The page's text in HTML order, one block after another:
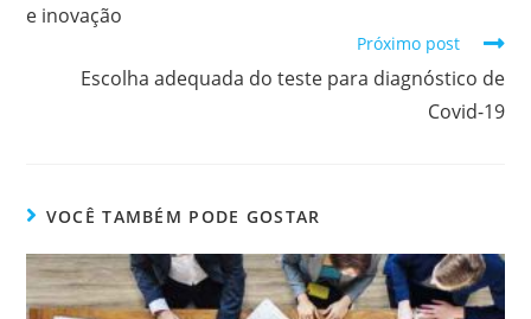
e inovação
Próximo post
Escolha adequada do teste para diagnóstico de
Covid-19
VOCÊ TAMBÉM PODE GOSTAR